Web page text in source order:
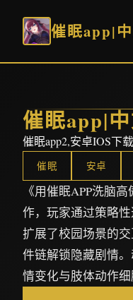
催眠app|
催眠app|
催眠app2,安卓IOS下载
催眠 安卓
《用催眠APP洗脑
作，玩家通过策略
扩展了校园场景的
件链解锁隐藏剧情
情变化与肢体动作细